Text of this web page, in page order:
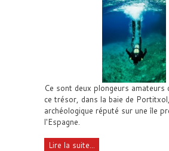
Ce sont deux plongeurs amateurs
ce trésor, dans la baie de
archéologique réputé sur une île
l'Espagne.
Lire la suite...